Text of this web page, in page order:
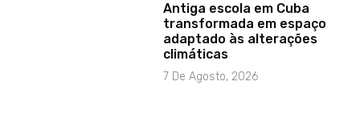
Antiga escola em Cuba
transformada em espaço
adaptado às alterações
climáticas
7 De Agosto, 2026